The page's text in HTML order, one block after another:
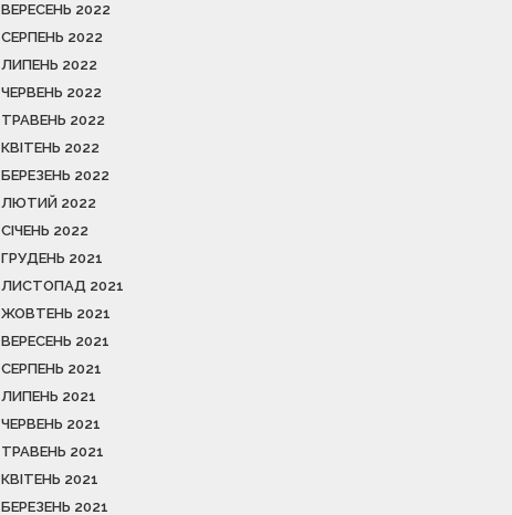
ВЕРЕСЕНЬ 2022
СЕРПЕНЬ 2022
ЛИПЕНЬ 2022
ЧЕРВЕНЬ 2022
ТРАВЕНЬ 2022
КВІТЕНЬ 2022
БЕРЕЗЕНЬ 2022
ЛЮТИЙ 2022
СІЧЕНЬ 2022
ГРУДЕНЬ 2021
ЛИСТОПАД 2021
ЖОВТЕНЬ 2021
ВЕРЕСЕНЬ 2021
СЕРПЕНЬ 2021
ЛИПЕНЬ 2021
ЧЕРВЕНЬ 2021
ТРАВЕНЬ 2021
КВІТЕНЬ 2021
БЕРЕЗЕНЬ 2021